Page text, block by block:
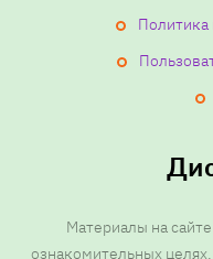
Политика
Материалы на
ознакомительных